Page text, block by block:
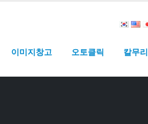
이미지창고 오토클릭 칼무리